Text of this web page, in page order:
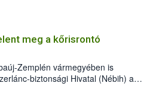
meg a kőrisrontó
Zemplén vármegyében is
biztonsági Hivatal (Nébih) a